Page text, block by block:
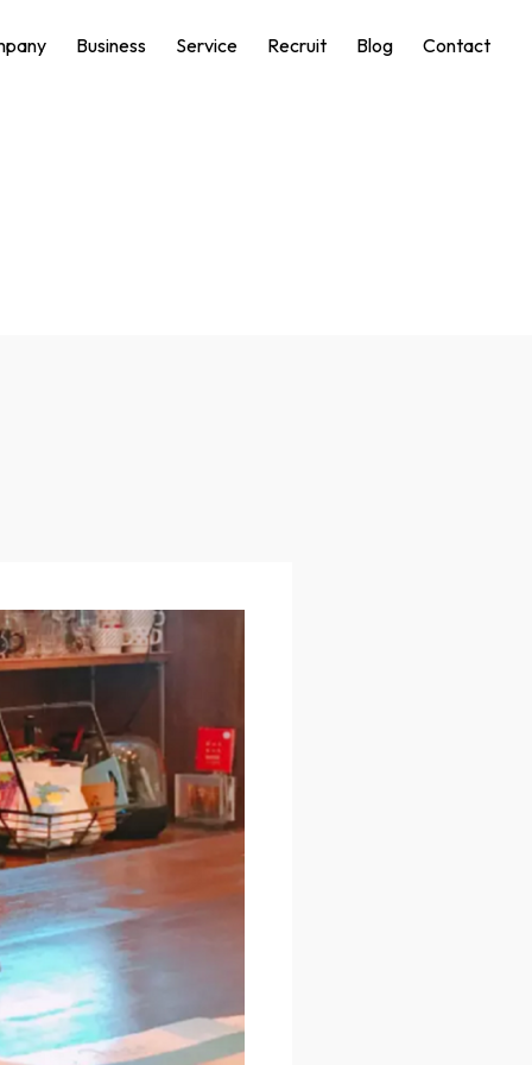
Business Service Recruit Blog Contact